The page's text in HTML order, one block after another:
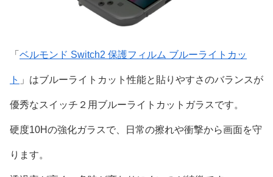
「 ベルモンド Switch2 保護フィルム ブルーライトカッ
ト 」はブルーライトカット性能と貼りやすさのバランスが
優秀なスイッチ２用ブルーライトカットガラスです。
硬度10Hの強化ガラスで、日常の擦れや衝撃から画面を守
ります。